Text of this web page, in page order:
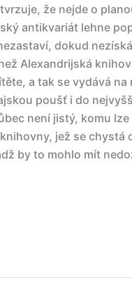
že nejde o
antikvariát lehne
dokud
Alexandrijská
a tak se vydává na
poušť i do
není jistý, komu
jež se chystá
by to mohlo mít